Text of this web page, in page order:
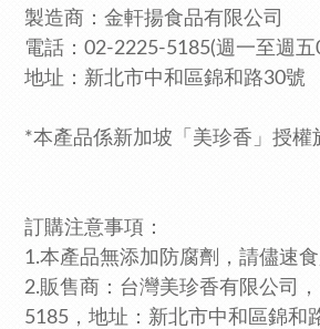
製造商：金軒揚食品有限公司
電話：02-2225-5185(週一至週
地址：新北市中和區錦和路30號
*本產品係新加坡「美珍香」授權
訂購注意事項：
1.本產品無添加防腐劑，請儘速食
2.販售商：台灣美珍香有限公司
5185， 地址：新北市中和區錦和